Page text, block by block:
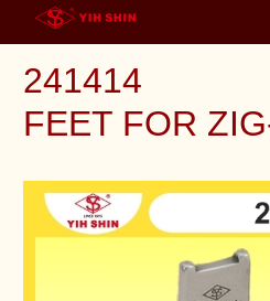
關於邑新
產品資訊
聯絡我們
語系選擇
241414
FEET FOR